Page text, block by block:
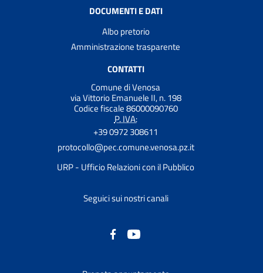
DOCUMENTI E DATI
Albo pretorio
Amministrazione trasparente
CONTATTI
Comune di Venosa
via Vittorio Emanuele II, n. 198
Codice fiscale 86000090760
P. IVA:
+39 0972 308611
protocollo@pec.comune.venosa.pz.it
URP - Ufficio Relazioni con il Pubblico
Seguici sui nostri canali